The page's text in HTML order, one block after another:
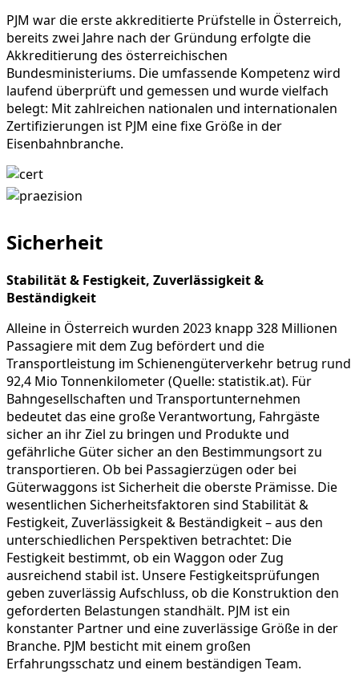
PJM war die erste akkreditierte Prüfstelle in Österreich,
bereits zwei Jahre nach der Gründung erfolgte die
Akkreditierung des österreichischen
Bundesministeriums. Die umfassende Kompetenz wird
laufend überprüft und gemessen und wurde vielfach
belegt: Mit zahlreichen nationalen und internationalen
Zertifizierungen ist PJM eine fixe Größe in der
Eisenbahnbranche.
Sicherheit
Stabilität & Festigkeit, Zuverlässigkeit &
Beständigkeit
Alleine in Österreich wurden 2023 knapp 328 Millionen
Passagiere mit dem Zug befördert und die
Transportleistung im Schienengüterverkehr betrug rund
92,4 Mio Tonnenkilometer (Quelle: statistik.at). Für
Bahngesellschaften und Transportunternehmen
bedeutet das eine große Verantwortung, Fahrgäste
sicher an ihr Ziel zu bringen und Produkte und
gefährliche Güter sicher an den Bestimmungsort zu
transportieren. Ob bei Passagierzügen oder bei
Güterwaggons ist Sicherheit die oberste Prämisse. Die
wesentlichen Sicherheitsfaktoren sind Stabilität &
Festigkeit, Zuverlässigkeit & Beständigkeit – aus den
unterschiedlichen Perspektiven betrachtet: Die
Festigkeit bestimmt, ob ein Waggon oder Zug
ausreichend stabil ist. Unsere Festigkeitsprüfungen
geben zuverlässig Aufschluss, ob die Konstruktion den
geforderten Belastungen standhält. PJM ist ein
konstanter Partner und eine zuverlässige Größe in der
Branche. PJM besticht mit einem großen
Erfahrungsschatz und einem beständigen Team.